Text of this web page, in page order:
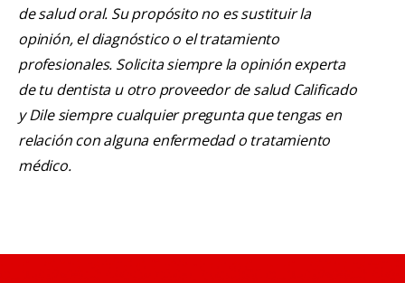
de salud oral. Su propósito no es sustituir la
opinión, el diagnóstico o el tratamiento
profesionales. Solicita siempre la opinión experta
de tu dentista u otro proveedor de salud Calificado
y Dile siempre cualquier pregunta que tengas en
relación con alguna enfermedad o tratamiento
médico.